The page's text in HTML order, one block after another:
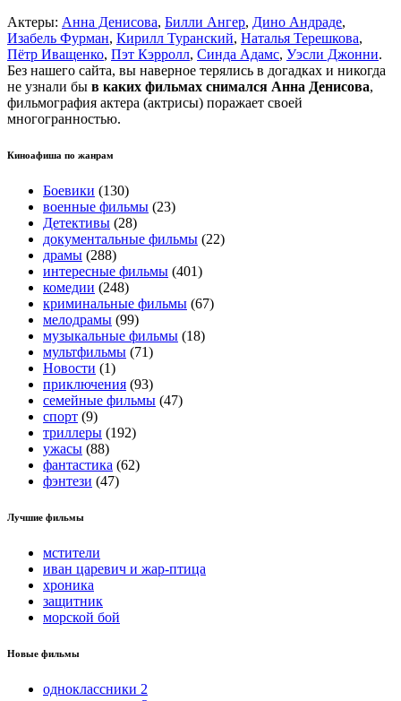
Актеры: Анна Денисова, Билли Ангер, Дино Андраде,
Изабель Фурман, Кирилл Туранский, Наталья Терешкова,
Пётр Иващенко, Пэт Кэрролл, Синда Адамс, Уэсли Джонни.
Без нашего сайта, вы наверное терялись в догадках и никогда
не узнали бы в каких фильмах снимался Анна Денисова,
фильмография актера (актрисы) поражает своей
многогранностью.
Киноафиша по жанрам
Боевики (130)
военные фильмы (23)
Детективы (28)
документальные фильмы (22)
драмы (288)
интересные фильмы (401)
комедии (248)
криминальные фильмы (67)
мелодрамы (99)
музыкальные фильмы (18)
мультфильмы (71)
Новости (1)
приключения (93)
семейные фильмы (47)
спорт (9)
триллеры (192)
ужасы (88)
фантастика (62)
фэнтези (47)
Лучшие фильмы
мстители
иван царевич и жар-птица
хроника
защитник
морской бой
Новые фильмы
одноклассники 2